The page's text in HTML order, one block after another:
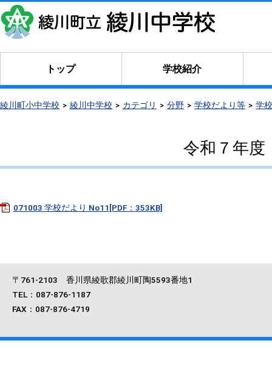
トップ 学校紹介
綾川町小中学校 綾川中学校 カテゴリ 分野 学校だより等 学
令和７年
071003 学校だより No11[PDF：353KB]
〒761‐2103 香川県綾歌郡綾川町陶5593番地1
TEL：087-876-1187
FAX：087-876-4719